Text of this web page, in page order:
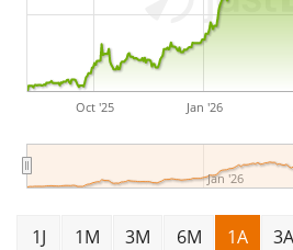
Oct '25 Jan '26
Jan '26
1J 1M 3M 6M 1A 3A